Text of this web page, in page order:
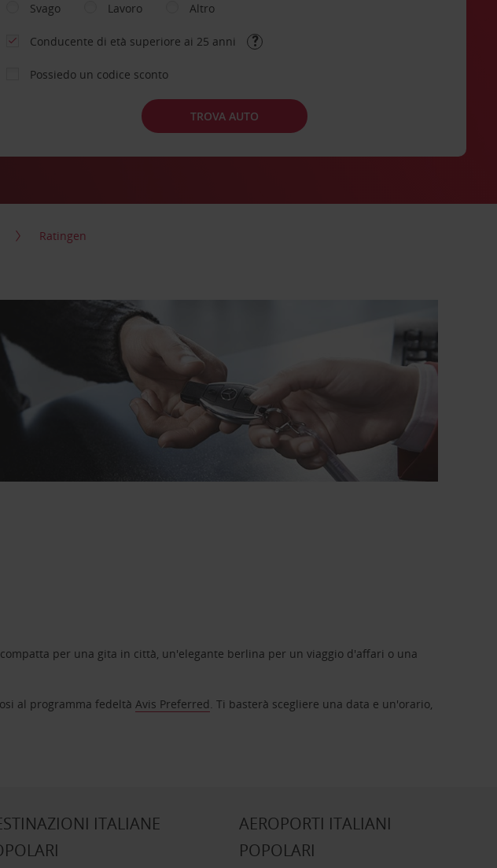
Svago
Lavoro Altro
Conducente di età superiore ai 25 anni
Possiedo un codice sconto
TROVA AUTO
Ratingen
per una gita in città, un'elegante berlina per un viaggio d'affari o una
al programma fedeltàAvis Preferred. Ti basterà scegliere una data e un'orario,
ITALIANE
AEROPORTI ITALIANI
POPOLARI